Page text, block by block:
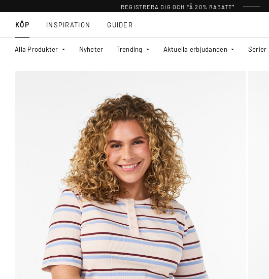
REGISTRERA DIG OCH FÅ 20% RABATT*
KÖP
Alla Produkter Nyheter Trending Aktuella erbjudanden Serier
INSPIRATION GUIDER